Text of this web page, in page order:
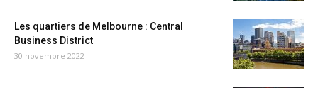
Les quartiers de Melbourne : Central
Business District
30 novembre 2022